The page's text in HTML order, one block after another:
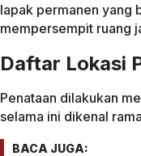
lapak permanen yang
mempersempit ruang
Daftar Lokasi
Penataan dilakukan
selama ini dikenal
BACA JUGA: